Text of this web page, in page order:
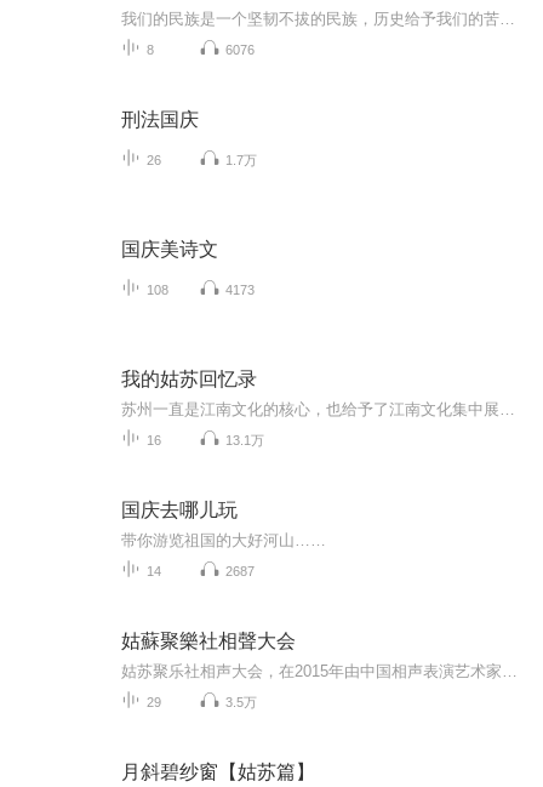
8 6076
刑法国庆
26 1.7万
国庆美诗文
108 4173
我的姑苏回忆录
16 13.1万
国庆去哪儿玩
带你游览祖国的大好河山……
14 2687
姑蘇聚樂社相聲大会
29 3.5万
月斜碧纱窗【姑苏篇】